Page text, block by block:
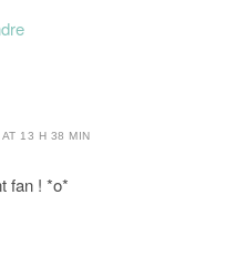
13 H 38 MIN
fan ! *o*